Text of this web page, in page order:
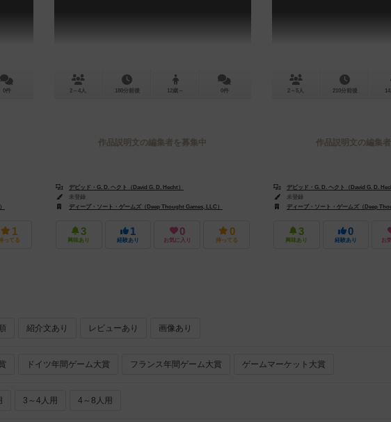
0件
1
ってる
2～4人 180分前後 12歳～ 0件
作品説明文の編集者を募集中
デビッド・G. D. ヘクト（David G. D. Hecht）
未登録
ディープ・ソート・ゲームズ（Deep Thought Games, LLC）
3
興味あり
1
経験あり
0
お気に入り
0
持ってる
2～5人 210分前後
作品説明文の編集
デビッド・G. D. ヘクト（David G. D.
未登録
ディープ・ソート・ゲームズ（Deep
3
興味あり
0
経験あり お
紹介文あり レビューあり 画像あり
ドイツ年間ゲーム大賞 フランス年間ゲーム大賞 ゲームマーケット大賞
3～4人用 4～8人用